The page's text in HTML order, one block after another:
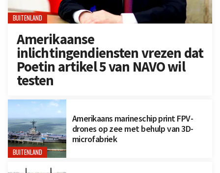
BUITENLAND
Amerikaanse
inlichtingendiensten vrezen dat
Poetin artikel 5 van NAVO wil
testen
BUITENLAND
Amerikaans marineschip print FPV-
drones op zee met behulp van 3D-
microfabriek